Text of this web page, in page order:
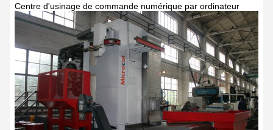
Centre d'usinage de commande numérique par ordinateur